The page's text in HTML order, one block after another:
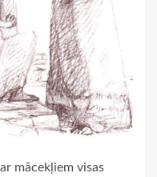
mācekļiem visas